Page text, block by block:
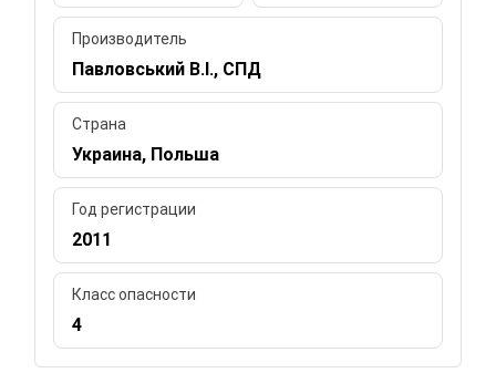
Производитель
Павловський В.І., СПД
Страна
Украина, Польша
Год регистрации
2011
Класс опасности
4